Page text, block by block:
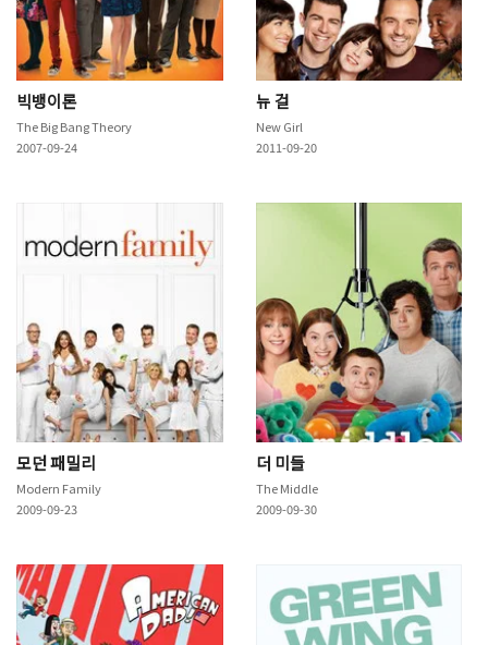
빅뱅이론
The Big Bang Theory
2007-09-24
뉴 걸
New Girl
2011-09-20
모던 패밀리
Modern Family
2009-09-23
더 미들
The Middle
2009-09-30